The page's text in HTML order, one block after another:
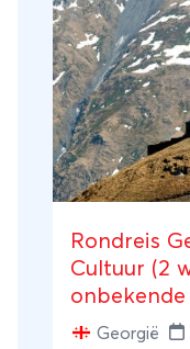
Rondreis
Cultuur (2
Georgië